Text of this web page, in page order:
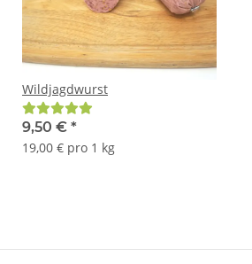
Wildjagdwurst
9,50 € *
19,00 € pro 1 kg